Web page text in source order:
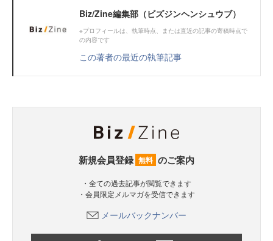
Biz/Zine編集部（ビズジンヘンシュウブ）
※プロフィールは、執筆時点、または直近の記事の寄稿時点で
の内容です
この著者の最近の執筆記事
新規会員登録 無料 のご案内
・全ての過去記事が閲覧できます
・会員限定メルマガを受信できます
メールバックナンバー